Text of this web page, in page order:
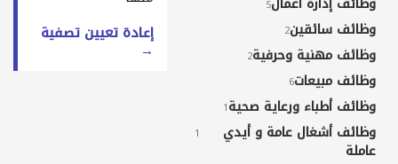
5
وظائف سائقين2
وظائف مهنية وحرفية2
وظائف مبيعات6
وظائف أطباء ورعاية صحية1
وظائف أشغال عامة و أيدي
عاملة
1
إعادة تعيين تصفية
→